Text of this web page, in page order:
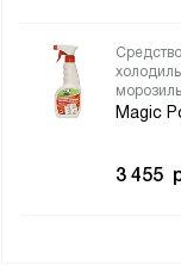
Magic
3 455